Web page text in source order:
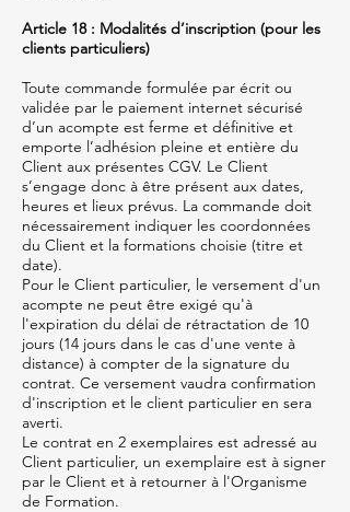
Article 18 : Modalités d’inscription (pour les
clients particuliers)
Toute commande formulée par écrit ou
validée par le paiement internet sécurisé
d’un acompte est ferme et définitive et
emporte l’adhésion pleine et entière du
Client aux présentes CGV. Le Client
s’engage donc à être présent aux dates,
heures et lieux prévus. La commande doit
nécessairement indiquer les coordonnées
du Client et la formations choisie (titre et
date).
Pour le Client particulier, le versement d'un
acompte ne peut être exigé qu'à
l'expiration du délai de rétractation de 10
jours (14 jours dans le cas d'une vente à
distance) à compter de la signature du
contrat. Ce versement vaudra confirmation
d'inscription et le client particulier en sera
averti.
Le contrat en 2 exemplaires est adressé au
Client particulier, un exemplaire est à signer
par le Client et à retourner à l'Organisme
de Formation.